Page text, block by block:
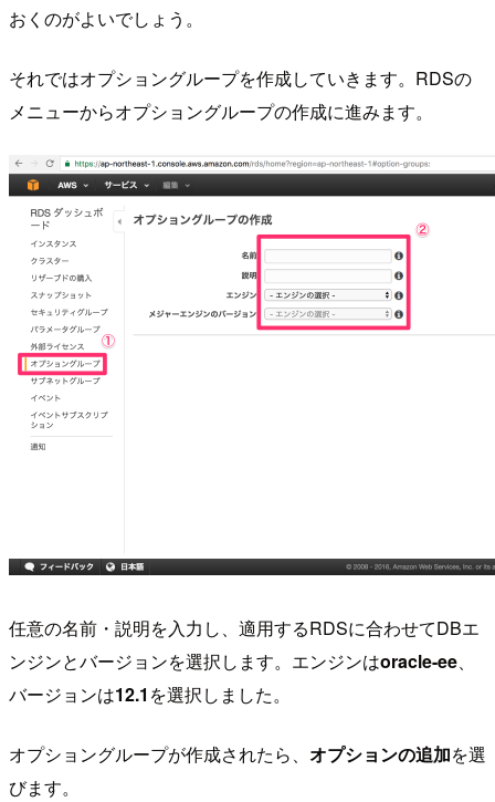
おくのがよいでしょう。
それではオプショングループを作成していきます。RDSの
メニューからオプショングループの作成に進みます。
任意の名前・説明を入力し、適用するRDSに合わせてDBエ
ンジンとバージョンを選択します。エンジンはoracle-ee、
バージョンは12.1 を選択しました。
オプショングループが作成されたら、 オプションの追加を選
びます。